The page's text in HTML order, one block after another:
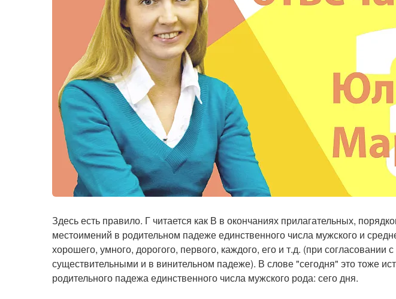
Здесь есть правило. Г читается как В в окончаниях прилагательных,
местоимений в родительном падеже единственного числа мужского и
хорошего, умного, дорогого, первого, каждого, его и т.д. (при
существительными и в винительном падеже). В слове "сегодня" это тоже
родительного падежа единственного числа мужского рода: сего дня.